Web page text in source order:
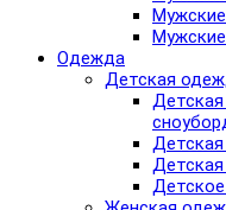
Одежда
Детская